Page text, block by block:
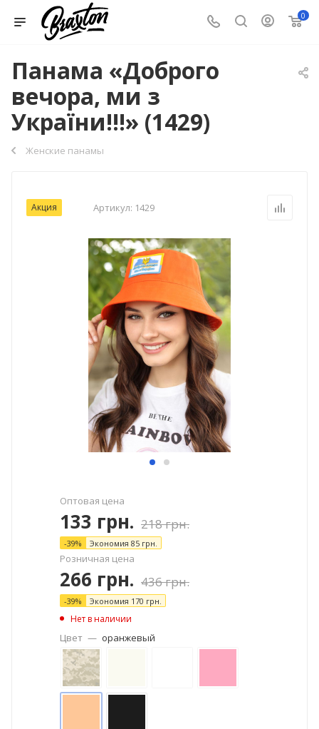
0
Панама «Доброго
вечора, ми з
України!!!» (1429)
Женские панамы
Акция Артикул: 1429
Оптовая цена
133 грн. 218грн.
-39% Экономия 85 грн.
Розничная цена
266 грн. 436грн.
-39% Экономия 170 грн.
Нет в наличии
Цвет — оранжевый